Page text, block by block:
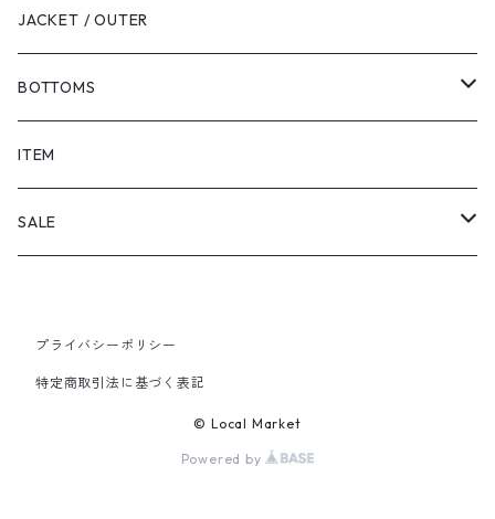
JACKET / OUTER
BOTTOMS
SHORTS
PANTS
ITEM
SALE
PANTS
プライバシーポリシー
特定商取引法に基づく表記
© Local Market
Powered by